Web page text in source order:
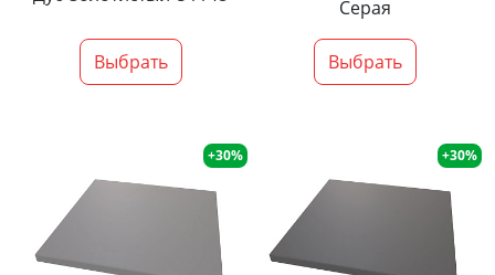
Выбрать
Серая
Выбрать
+30% +30%